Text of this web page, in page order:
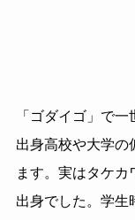
「ゴダイゴ」で
出身高校や大学の
ます。実はタケ
出身でした。学生